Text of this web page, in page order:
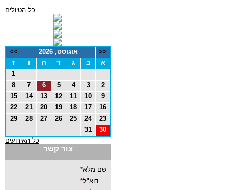
כל הטיולים
<< אוגוסט, 2026
>>
א
ב ג ד ה ו
ז
1
2
3
4
5
6
7
8
9
10
11
12
13
14
15
16
17
18
19
20
21
22
23
24
25
26
27
28
29
30
31
כל האירועים
צור קשר